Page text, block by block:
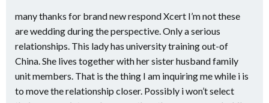
many thanks for brand new respond Xcert I’m not these
are wedding during the perspective. Only a serious
relationships. This lady has university training out-of
China. She lives together with her sister husband family
unit members. That is the thing I am inquiring me while i is
to move the relationship closer. Possibly i won’t select